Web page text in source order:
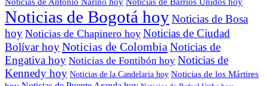
Noticias de Antonio Nariño hoy Noticias de Barrios Unidos hoy
Noticias de Bogotá hoyNoticias de Bosa
hoy Noticias de Chapinero hoy Noticias de Ciudad
Bolívar hoyNoticias de Colombia Noticias de
Engativa hoy Noticias de Fontibón hoy Noticias de
Kennedy hoy Noticias de la Candelaria hoy Noticias de los Mártires